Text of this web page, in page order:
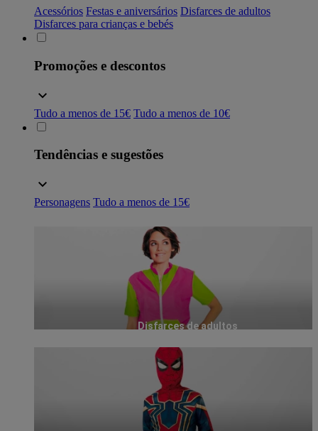
Acessórios Festas e aniversários Disfarces de adultos
Disfarces para crianças e bebés
Promoções e descontos
Tudo a menos de 15€ Tudo a menos de 10€
Tendências e sugestões
Personagens Tudo a menos de 15€
Disfarces de adultos